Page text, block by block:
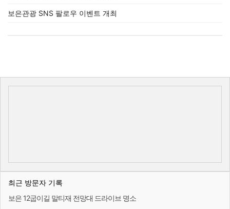
보은관광 SNS 팔로우 이벤트 개최
최근 방문자 기록
보은 12굽이길 말티재 전망대 드라이브 명소